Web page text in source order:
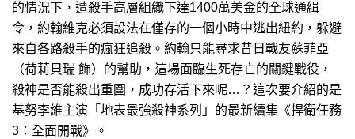
的情況下，遭殺手高層組織下達1400萬美金的全球通緝
令，約翰維克必須設法在僅存的一個小時中逃出紐約，躲避
來自各路殺手的瘋狂追殺。約翰只能尋求昔日戰友蘇菲亞
（荷莉貝瑞 飾）的幫助，這場面臨生死存亡的關鍵戰役，
殺神是否能殺出重圍，成功存活下來呢…？這次要介紹的是
基努李維主演「地表最強殺神系列」的最新續集《捍衛任務
3：全面開戰》。